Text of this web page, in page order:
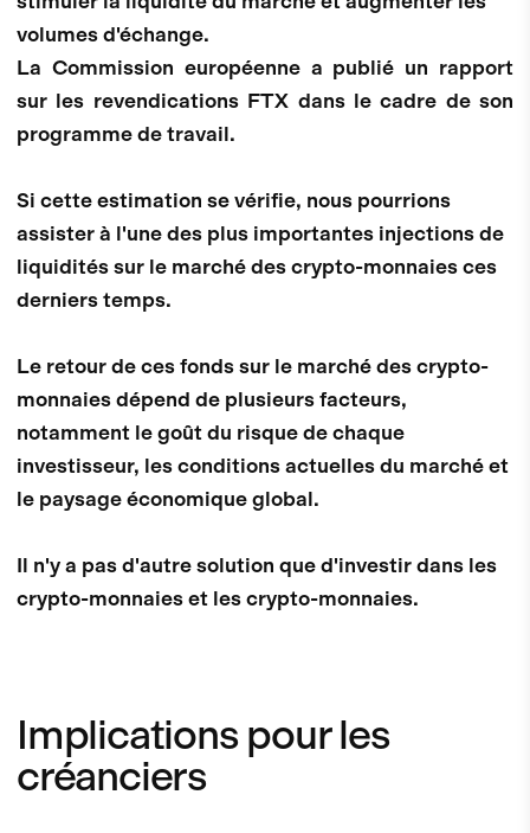
volumes d'échange.
La Commission européenne a publié un rapport
sur les revendications FTX dans le cadre de son
programme de travail.
Si cette estimation se vérifie, nous pourrions
assister à l'une des plus importantes injections de
liquidités sur le marché des crypto-monnaies ces
derniers temps.
Le retour de ces fonds sur le marché des crypto-
monnaies dépend de plusieurs facteurs,
notamment le goût du risque de chaque
investisseur, les conditions actuelles du marché et
le paysage économique global.
Il n'y a pas d'autre solution que d'investir dans les
crypto-monnaies et les crypto-monnaies.
Implications pour les
créanciers